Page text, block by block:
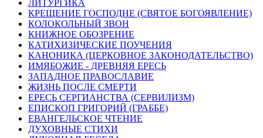
ЛИТУРГИКА
КРЕЩЕНИЕ ГОСПОДНЕ (СВЯТОЕ БОГОЯВЛЕНИЕ)
КОЛОКОЛЬНЫЙ ЗВОН
КНИЖНОЕ ОБОЗРЕНИЕ
КАТИХИЗИЧЕСКИЕ ПОУЧЕНИЯ
КАНОНИКА (ЦЕРКОВНОЕ ЗАКОНОДАТЕЛЬСТВО)
ИМЯБОЖИЕ - ДРЕВНЯЯ ЕРЕСЬ
ЗАПАДНОЕ ПРАВОСЛАВИЕ
ЖИЗНЬ ПОСЛЕ СМЕРТИ
ЕРЕСЬ СЕРГИАНСТВА (СЕРВИЛИЗМ)
ЕПИСКОП ГРИГОРИЙ (ГРАББЕ)
ЕВАНГЕЛЬСКОЕ ЧТЕНИЕ
ДУХОВНЫЕ СТИХИ